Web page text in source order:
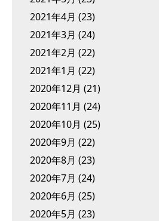
2021年4月 (23)
2021年3月 (24)
2021年2月 (22)
2021年1月 (22)
2020年12月 (21)
2020年11月 (24)
2020年10月 (25)
2020年9月 (22)
2020年8月 (23)
2020年7月 (24)
2020年6月 (25)
2020年5月 (23)